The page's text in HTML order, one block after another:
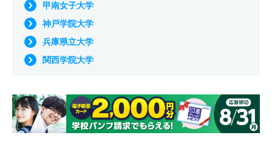
甲南女子大学
神戸学院大学
兵庫県立大学
関西学院大学